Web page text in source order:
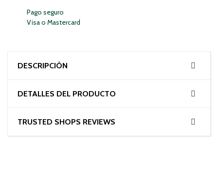
Pago seguro
Visa o Mastercard
DESCRIPCIÓN
DETALLES DEL PRODUCTO
TRUSTED SHOPS REVIEWS